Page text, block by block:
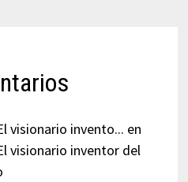
visionario invento... en
visionario inventor del